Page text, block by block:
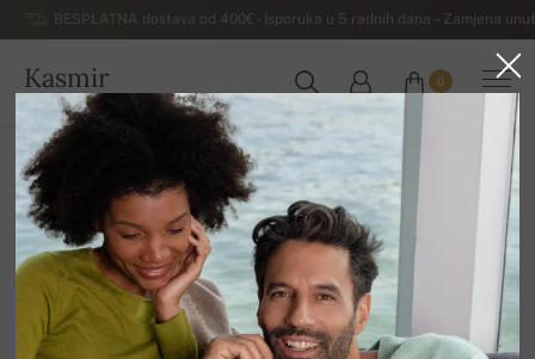
BESPLATNA dostava od 400€ - Isporuka u 5 radnih dana – Zamjena
Kasmir
HRVATSKA
0
Kuća